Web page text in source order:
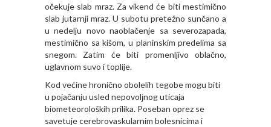
očekuje slab mraz. Za vikend će biti mestimično
slab jutarnji mraz. U subotu pretežno sunčano a
u nedelju novo naoblačenje sa severozapada,
mestimično sa kišom, u planinskim predelima sa
snegom. Zatim će biti promenljivo oblačno,
uglavnom suvo i toplije.
Kod većine hronično obolelih tegobe mogu biti
u pojačanju usled nepovolјnog uticaja
biometeoroloških prilika. Poseban oprez se
savetuje cerebrovaskularnim bolesnicima i